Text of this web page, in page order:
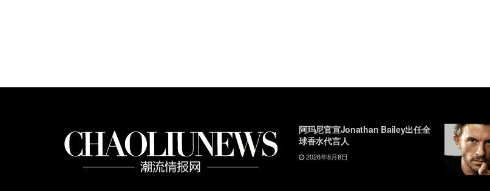
阿玛尼官宣Jonathan Bailey出任全
球香水代言人
2026年8月8日